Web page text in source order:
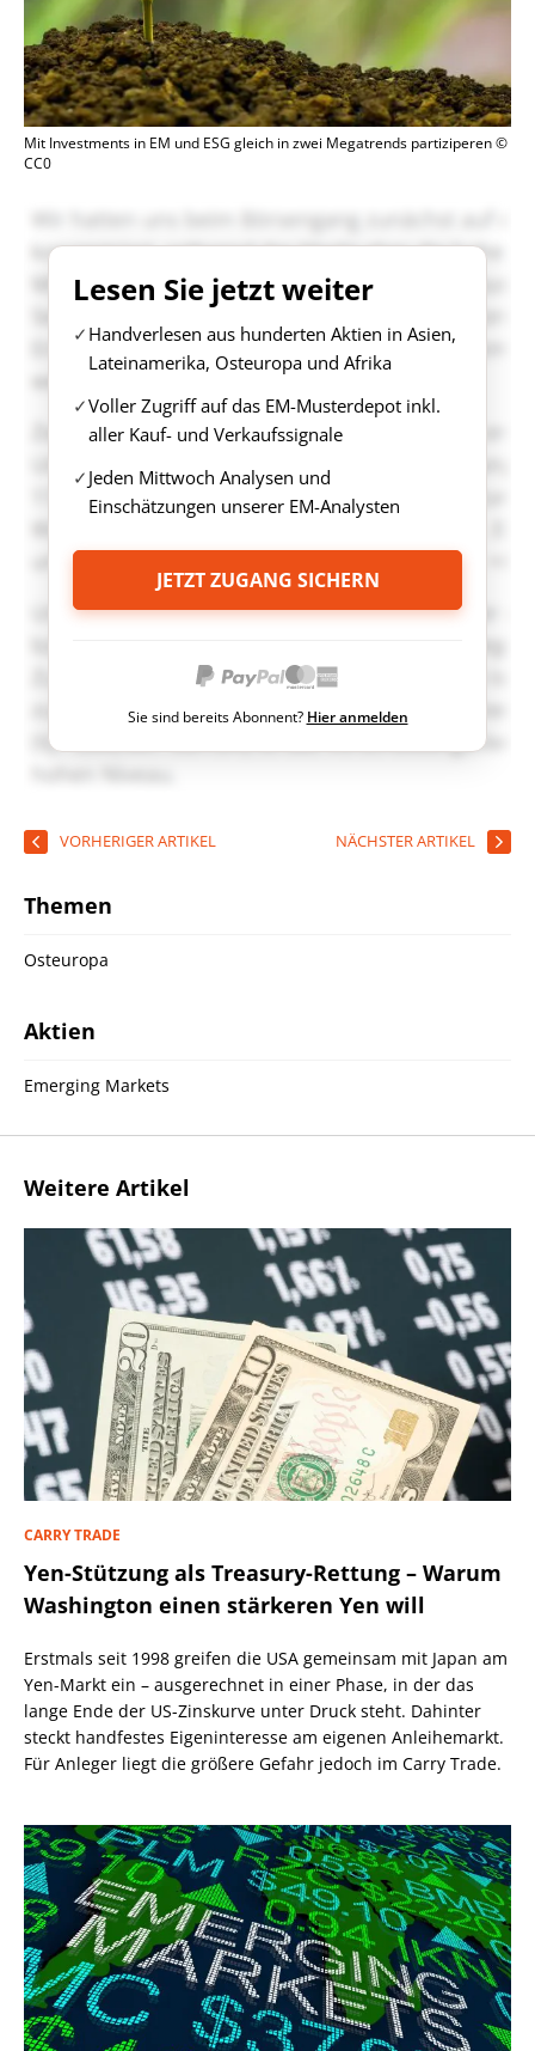
Mit Investments in EM und ESG gleich in zwei Megatrends partiziperen ©
CC0
Lesen Sie jetzt weiter
Handverlesen aus hunderten Aktien in Asien,
Lateinamerika, Osteuropa und Afrika
Voller Zugriff auf das EM-Musterdepot inkl.
aller Kauf- und Verkaufssignale
Jeden Mittwoch Analysen und
Einschätzungen unserer EM-Analysten
JETZT ZUGANG SICHERN
Sie sind bereits Abonnent? Hier anmelden
VORHERIGER ARTIKEL NÄCHSTER ARTIKEL
Themen
Osteuropa
Aktien
Emerging Markets
Weitere Artikel
CARRY TRADE
Yen-Stützung als Treasury-Rettung – Warum
Washington einen stärkeren Yen will
Erstmals seit 1998 greifen die USA gemeinsam mit Japan am
Yen-Markt ein – ausgerechnet in einer Phase, in der das
lange Ende der US-Zinskurve unter Druck steht. Dahinter
steckt handfestes Eigeninteresse am eigenen Anleihemarkt.
Für Anleger liegt die größere Gefahr jedoch im Carry Trade.